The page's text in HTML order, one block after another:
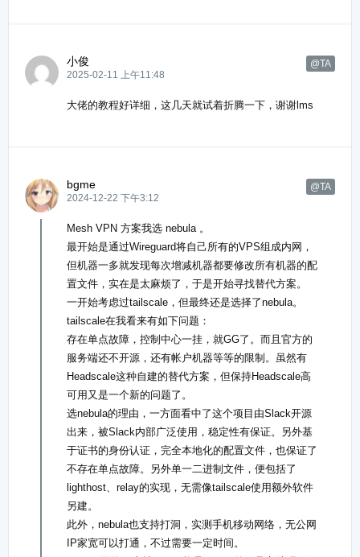
小俊
@TA
2025-02-11 上午11:48
大佬的教程好详细，这几天就试着折腾一下，谢谢lms
bgme
@TA
2024-12-22 下午3:12
Mesh VPN 方案我选 nebula 。
最开始是通过Wireguard将自己所有的VPS组成内网，
但机器一多就发现每次增减机器都要修改所有机器的配
置文件，实在是太麻烦了，于是开始寻找替代方案。
一开始考虑过tailscale，但最终还是选择了nebula。
tailscale在我看来有如下问题：
存在单点故障，控制中心一挂，就GG了。而且官方的
服务端还不开源，还有帐户机器等等的限制。虽然有
Headscale这种自建的替代方案，但保持Headscale高
可用又是一个新的问题了。
选nebula的理由，一方面看中了这个项目由Slack开源
出来，被Slack内部广泛使用，稳定性有保证。另外基
于证书的身份认证，完全本地化的配置文件，也保证了
不存在单点故障。另外单一二进制文件，便包括了
lighthost、relay的实现，无需像tailscale使用额外软件
另建。
此外，nebula也支持打洞，实测手机移动网络，无公网
IP家宽可以打通，不过需要一定时间。